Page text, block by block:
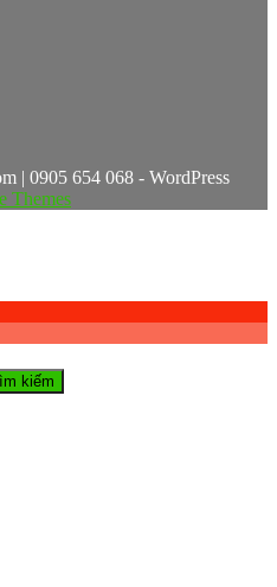
| 0905 654 068 - WordPress
Themes